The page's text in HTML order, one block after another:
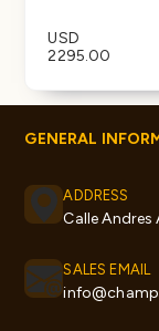
USD
2295.00
GENERAL
ADDRESS
Calle Andres
SALES EMAIL